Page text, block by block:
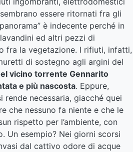
essere ritornati fra gli
è indecente perché in
ed altri pezzi di
fra la vegetazione. I rifiuti, infatti,
di sostegno agli argini del
vicino torrente Gennarito
e più nascosta. Eppure,
rende necessaria, giacché quei
che nessuno fa niente e che le
rispetto per l’ambiente, con
Un esempio? Nei giorni scorsi
dal cattivo odore di acque